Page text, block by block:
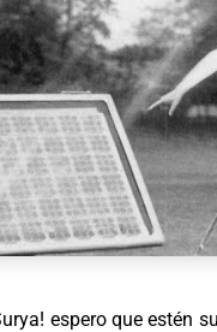
espero que estén